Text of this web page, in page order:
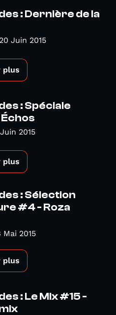
: Dernière de la
Juin 2015
plus
: Spéciale
2015
plus
: Sélection
#4 - Roza
2015
plus
: Le Mix #15 -